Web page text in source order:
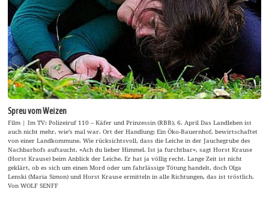
Spreu vom Weizen
Film | Im TV: Polizeiruf 110 – Käfer und Prinzessin (RBB), 6. April Das Landleben ist
auch nicht mehr, wie’s mal war. Ort der Handlung: Ein Öko-Bauernhof, bewirtschaftet
von einer Landkommune. Wie rücksichtsvoll, dass die Leiche in der Jauchegrube des
Nachbarhofs auftaucht. »Ach du lieber Himmel. Ist ja furchtbar«, sagt Horst Krause
(Horst Krause) beim Anblick der Leiche. Er hat ja völlig recht. Lange Zeit ist nicht
geklärt, ob es sich um einen Mord oder um fahrlässige Tötung handelt, doch Olga
Lenski (Maria Simon) und Horst Krause ermitteln in alle Richtungen, das ist tröstlich.
Von WOLF SENFF